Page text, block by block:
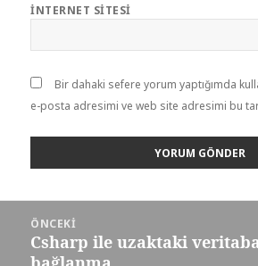
İNTERNET SITESI
Bir dahaki sefere yorum yaptığımda
e-posta adresimi ve web site adresimi bu
dolaşımı
ÖNCEKI
Önceki
Csharp ile uzaktaki